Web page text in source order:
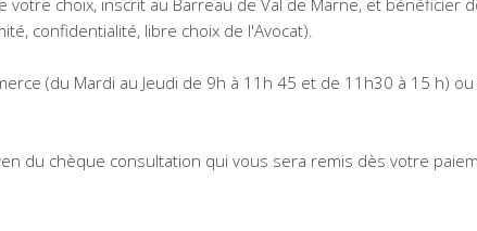
choix, inscrit au Barreau de Val de Marne, et bénéficier
confidentialité, libre choix de l'Avocat).
(du Mardi au Jeudi de 9h à 11h 45 et de 11h30 à 15 h)
du chèque consultation qui vous sera remis dès votre